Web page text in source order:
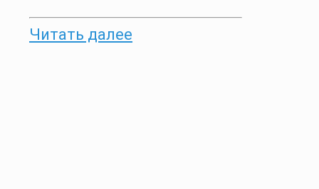
Читать далее